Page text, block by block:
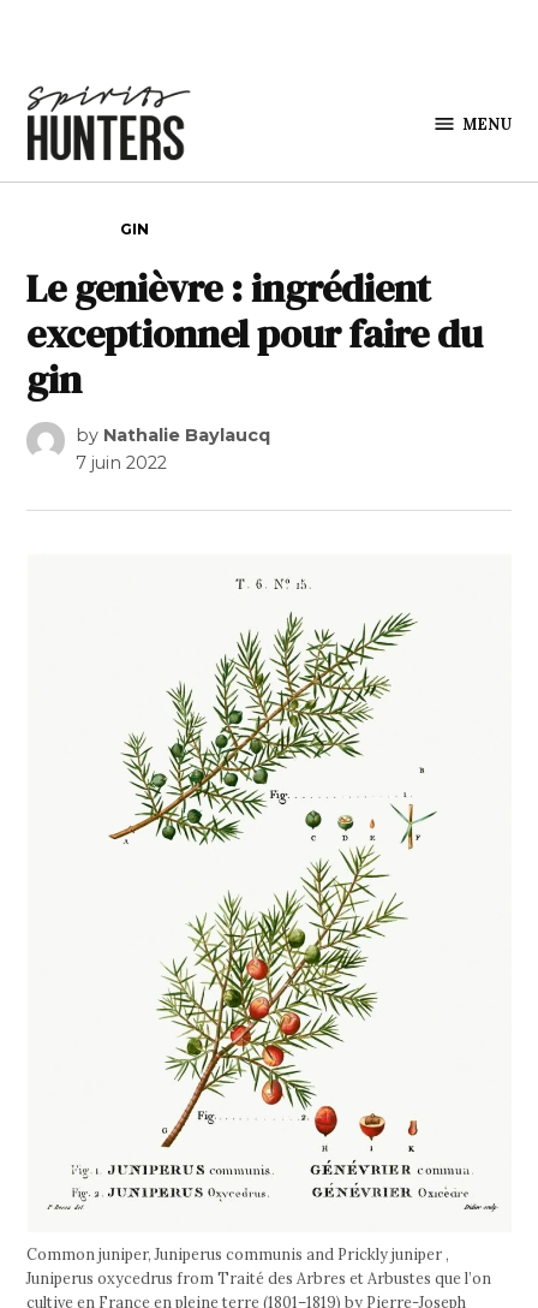
MENU
GIN
Le genièvre : ingrédient
exceptionnel pour faire du
gin
by Nathalie Baylaucq
7 juin 2022
Common juniper, Juniperus communis and Prickly juniper ,
Juniperus oxycedrus from Traité des Arbres et Arbustes que l’on
cultive en France en pleine terre (1801–1819) by Pierre-Joseph